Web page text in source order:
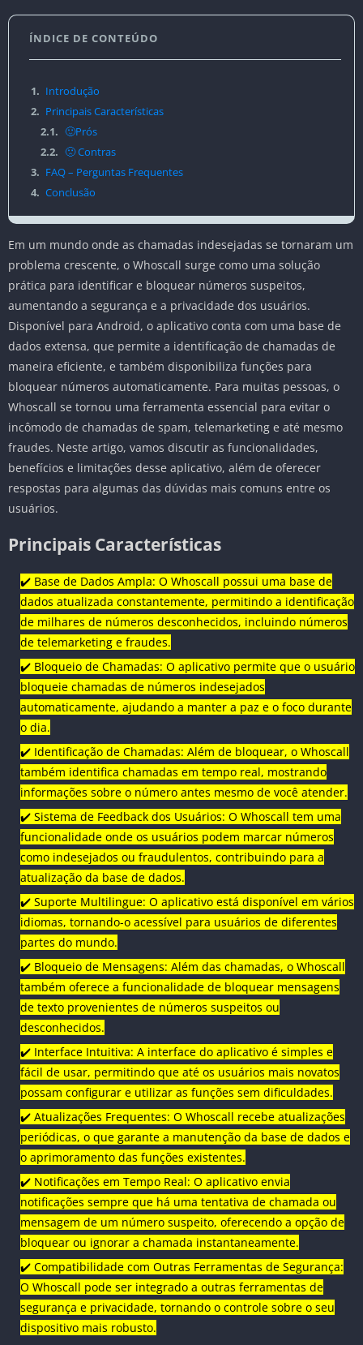
ÍNDICE DE CONTEÚDO
1. Introdução
2. Principais Características
2.1. 🙂Prós
2.2. 🙁 Contras
3. FAQ – Perguntas Frequentes
4. Conclusão
Em um mundo onde as chamadas indesejadas se tornaram um
problema crescente, o Whoscall surge como uma solução
prática para identificar e bloquear números suspeitos,
aumentando a segurança e a privacidade dos usuários.
Disponível para Android, o aplicativo conta com uma base de
dados extensa, que permite a identificação de chamadas de
maneira eficiente, e também disponibiliza funções para
bloquear números automaticamente. Para muitas pessoas, o
Whoscall se tornou uma ferramenta essencial para evitar o
incômodo de chamadas de spam, telemarketing e até mesmo
fraudes. Neste artigo, vamos discutir as funcionalidades,
benefícios e limitações desse aplicativo, além de oferecer
respostas para algumas das dúvidas mais comuns entre os
usuários.
Principais Características
✔️ Base de Dados Ampla: O Whoscall possui uma base de
dados atualizada constantemente, permitindo a identificação
de milhares de números desconhecidos, incluindo números
de telemarketing e fraudes.
✔️ Bloqueio de Chamadas: O aplicativo permite que o usuário
bloqueie chamadas de números indesejados
automaticamente, ajudando a manter a paz e o foco durante
o dia.
✔️ Identificação de Chamadas: Além de bloquear, o Whoscall
também identifica chamadas em tempo real, mostrando
informações sobre o número antes mesmo de você atender.
✔️ Sistema de Feedback dos Usuários: O Whoscall tem uma
funcionalidade onde os usuários podem marcar números
como indesejados ou fraudulentos, contribuindo para a
atualização da base de dados.
✔️ Suporte Multilingue: O aplicativo está disponível em vários
idiomas, tornando-o acessível para usuários de diferentes
partes do mundo.
✔️ Bloqueio de Mensagens: Além das chamadas, o Whoscall
também oferece a funcionalidade de bloquear mensagens
de texto provenientes de números suspeitos ou
desconhecidos.
✔️ Interface Intuitiva: A interface do aplicativo é simples e
fácil de usar, permitindo que até os usuários mais novatos
possam configurar e utilizar as funções sem dificuldades.
✔️ Atualizações Frequentes: O Whoscall recebe atualizações
periódicas, o que garante a manutenção da base de dados e
o aprimoramento das funções existentes.
✔️ Notificações em Tempo Real: O aplicativo envia
notificações sempre que há uma tentativa de chamada ou
mensagem de um número suspeito, oferecendo a opção de
bloquear ou ignorar a chamada instantaneamente.
✔️ Compatibilidade com Outras Ferramentas de Segurança:
O Whoscall pode ser integrado a outras ferramentas de
segurança e privacidade, tornando o controle sobre o seu
dispositivo mais robusto.